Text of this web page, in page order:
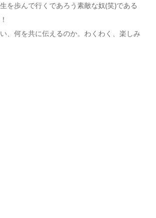
を歩んで行くであろう素敵な奴(笑)である
、何を共に伝えるのか。わくわく、楽しみ